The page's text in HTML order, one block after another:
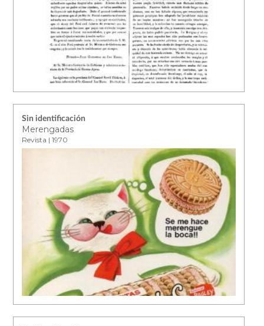
Sin identificación
Merengadas
Revista | 1970